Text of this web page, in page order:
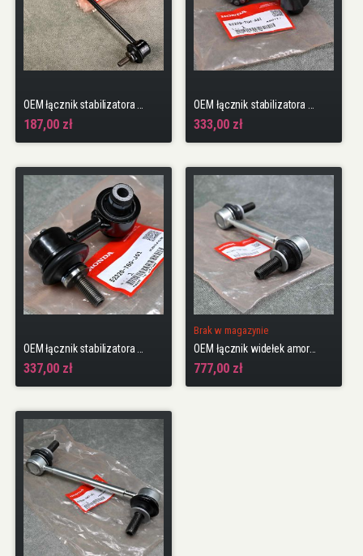
187,00 zł 333,00 zł
337,00 zł
Brak w magazynie
777,00 zł